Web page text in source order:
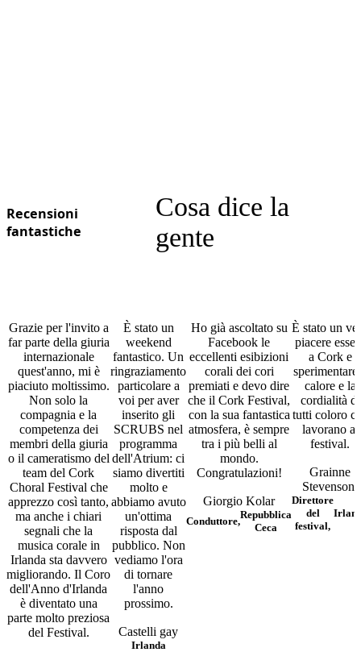
Recensioni
fantastiche
Cosa dice la
gente
Grazie per l'invito a
far parte della giuria
internazionale
quest'anno, mi è
piaciuto moltissimo.
Non solo la
compagnia e la
competenza dei
membri della giuria
o il cameratismo del
team del Cork
Choral Festival che
apprezzo così tanto,
ma anche i chiari
segnali che la
musica corale in
Irlanda sta davvero
migliorando. Il Coro
dell'Anno d'Irlanda
è diventato una
parte molto preziosa
del Festival.
È stato un
weekend
fantastico. Un
ringraziamento
particolare a
voi per aver
inserito gli
SCRUBS nel
programma
dell'Atrium: ci
siamo divertiti
molto e
abbiamo avuto
un'ottima
risposta dal
pubblico. Non
vediamo l'ora
di tornare
l'anno
prossimo.
Castelli gay
Irlanda
Ho già ascoltato su
Facebook le
eccellenti esibizioni
corali dei cori
premiati e devo dire
che il Cork Festival,
con la sua fantastica
atmosfera, è sempre
tra i più belli al
mondo.
Congratulazioni!
Giorgio Kolar
Conduttore,
Repubblica
Ceca
È stato un
piacere
a Cork e
calore e la
cordialità di
tutti coloro
lavorano al
festival.
Grainne
Stevenson,
Direttore
del
festival,